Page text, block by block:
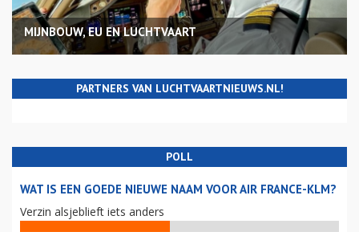
MIJNBOUW, EU EN LUCHTVAART
PARTNERS VAN LUCHTVAARTNIEUWS.NL!
POLL
WAT IS EEN GOEDE NIEUWE NAAM VOOR AIR FRANCE-KLM?
Verzin alsjeblieft iets anders